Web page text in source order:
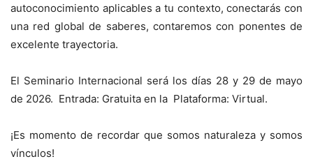
autoconocimiento aplicables a tu contexto, conectarás con
una red global de saberes, contaremos con ponentes de
excelente trayectoria.
El Seminario Internacional será los días 28 y 29 de mayo
de 2026. Entrada: Gratuita en la Plataforma: Virtual.
¡Es momento de recordar que somos naturaleza y somos
vínculos!